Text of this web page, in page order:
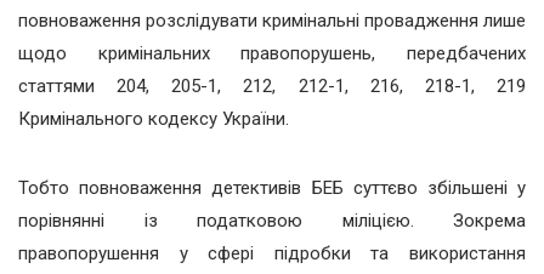
повноваження розслідувати кримінальні провадження лише
щодо кримінальних правопорушень, передбачених
статтями 204, 205-1, 212, 212-1, 216, 218-1, 219
Кримінального кодексу України.
Тобто повноваження детективів БЕБ суттєво збільшені у
порівнянні із податковою міліцією. Зокрема
правопорушення у сфері підробки та використання